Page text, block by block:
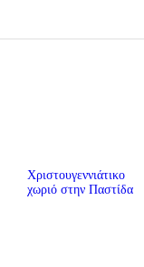
Χριστουγεννιάτικο
χωριό στην Παστίδα